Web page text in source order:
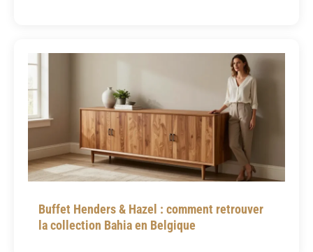
Buffet Henders & Hazel : comment retrouver
la collection Bahia en Belgique